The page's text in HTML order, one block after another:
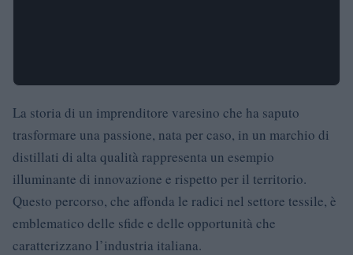
La storia di un imprenditore varesino che ha saputo
trasformare una passione, nata per caso, in un marchio di
distillati di alta qualità rappresenta un esempio
illuminante di innovazione e rispetto per il territorio.
Questo percorso, che affonda le radici nel settore tessile, è
emblematico delle sfide e delle opportunità che
caratterizzano l’industria italiana.